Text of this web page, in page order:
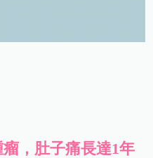
，肚子痛長達1年